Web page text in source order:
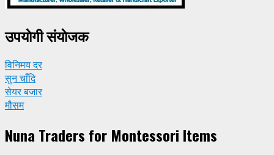
उपयाेगी संयाेजक
विनिमय दर
सुन चाँदि
सेयर बजार
मौसम
Nuna Traders for Montessori Items